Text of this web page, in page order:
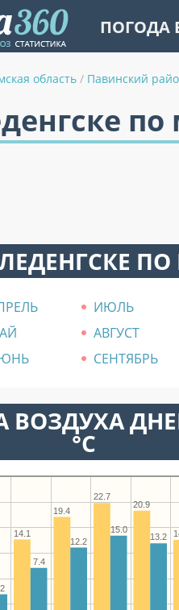
ПОГОДА
область / Павинский
ИЮЛЬ
АВГУСТ
СЕНТЯБРЬ
ВОЗДУХА
°C
20.9
22.7
19.4
14.1 13.2
15.0
12.2
7.4